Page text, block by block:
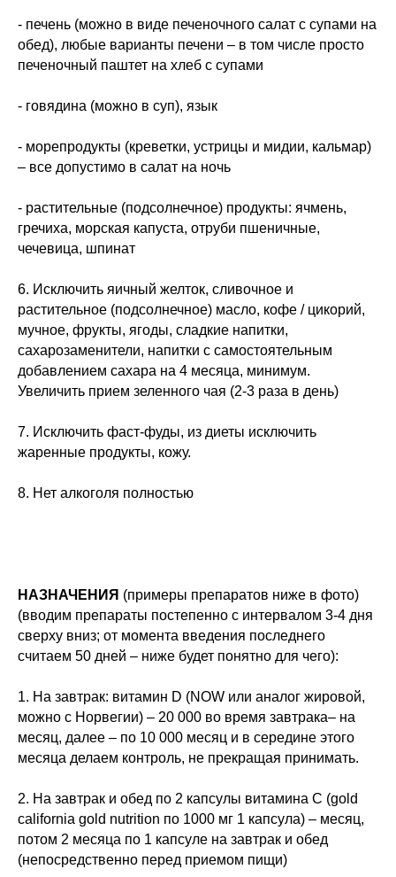
- печень (можно в виде печеночного салат с супами на
обед), любые варианты печени – в том числе просто
печеночный паштет на хлеб с супами
- говядина (можно в суп), язык
- морепродукты (креветки, устрицы и мидии, кальмар)
– все допустимо в салат на ночь
- растительные (подсолнечное) продукты: ячмень,
гречиха, морская капуста, отруби пшеничные,
чечевица, шпинат
6. Исключить яичный желток, сливочное и
растительное (подсолнечное) масло, кофе / цикорий,
мучное, фрукты, ягоды, сладкие напитки,
сахарозаменители, напитки с самостоятельным
добавлением сахара на 4 месяца, минимум.
Увеличить прием зеленного чая (2-3 раза в день)
7. Исключить фаст-фуды, из диеты исключить
жаренные продукты, кожу.
8. Нет алкоголя полностью
НАЗНАЧЕНИЯ (примеры препаратов ниже в фото)
(вводим препараты постепенно с интервалом 3-4 дня
сверху вниз; от момента введения последнего
считаем 50 дней – ниже будет понятно для чего):
1. На завтрак: витамин D (NOW или аналог жировой,
можно с Норвегии) – 20 000 во время завтрака– на
месяц, далее – по 10 000 месяц и в середине этого
месяца делаем контроль, не прекращая принимать.
2. На завтрак и обед по 2 капсулы витамина С (gold
california gold nutrition по 1000 мг 1 капсула) – месяц,
потом 2 месяца по 1 капсуле на завтрак и обед
(непосредственно перед приемом пищи)